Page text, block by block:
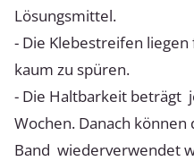
Lösungsmittel.
- Die Klebestreifen
kaum zu spüren.
- Die Haltbarkeit beträgt
Wochen. Danach können
Band wiederverwendet